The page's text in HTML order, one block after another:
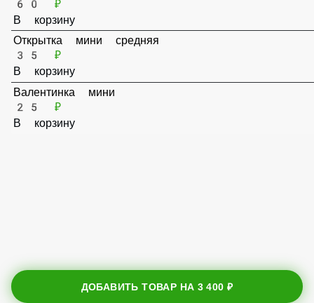
Валентинка большая
60 ₽
В корзину
Открытка мини средняя
35 ₽
В корзину
Валентинка мини
ДОБАВИТЬ ТОВАР НА 3 400 ₽